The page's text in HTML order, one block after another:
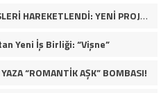
İZMİRLİ GÜZEL MANKENİN KULİSLERİ HAREKETLENDİ: YENİ PROJELER YOLDA!
Yeni İş Birliği: “Vişne”
“ROMANTİK AŞK” BOMBASI!